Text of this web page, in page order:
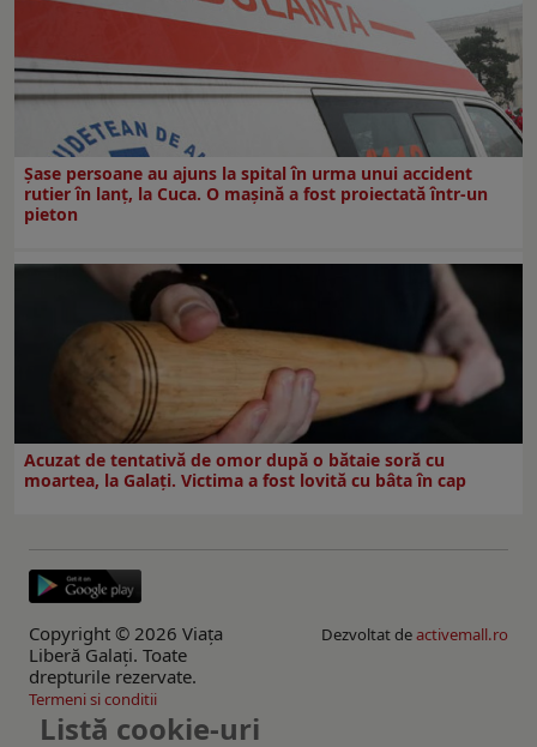
Șase persoane au ajuns la spital în urma unui accident
rutier în lanț, la Cuca. O mașină a fost proiectată într-un
pieton
Acuzat de tentativă de omor după o bătaie soră cu
moartea, la Galați. Victima a fost lovită cu bâta în cap
Copyright © 2026 Viaţa
Liberă Galaţi. Toate
drepturile rezervate.
Dezvoltat deactivemall.ro
Termeni si conditii
Listă cookie-uri